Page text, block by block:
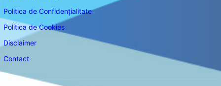
Politica de Confidențialitate
Politica de Cookies
Disclaimer
Contact